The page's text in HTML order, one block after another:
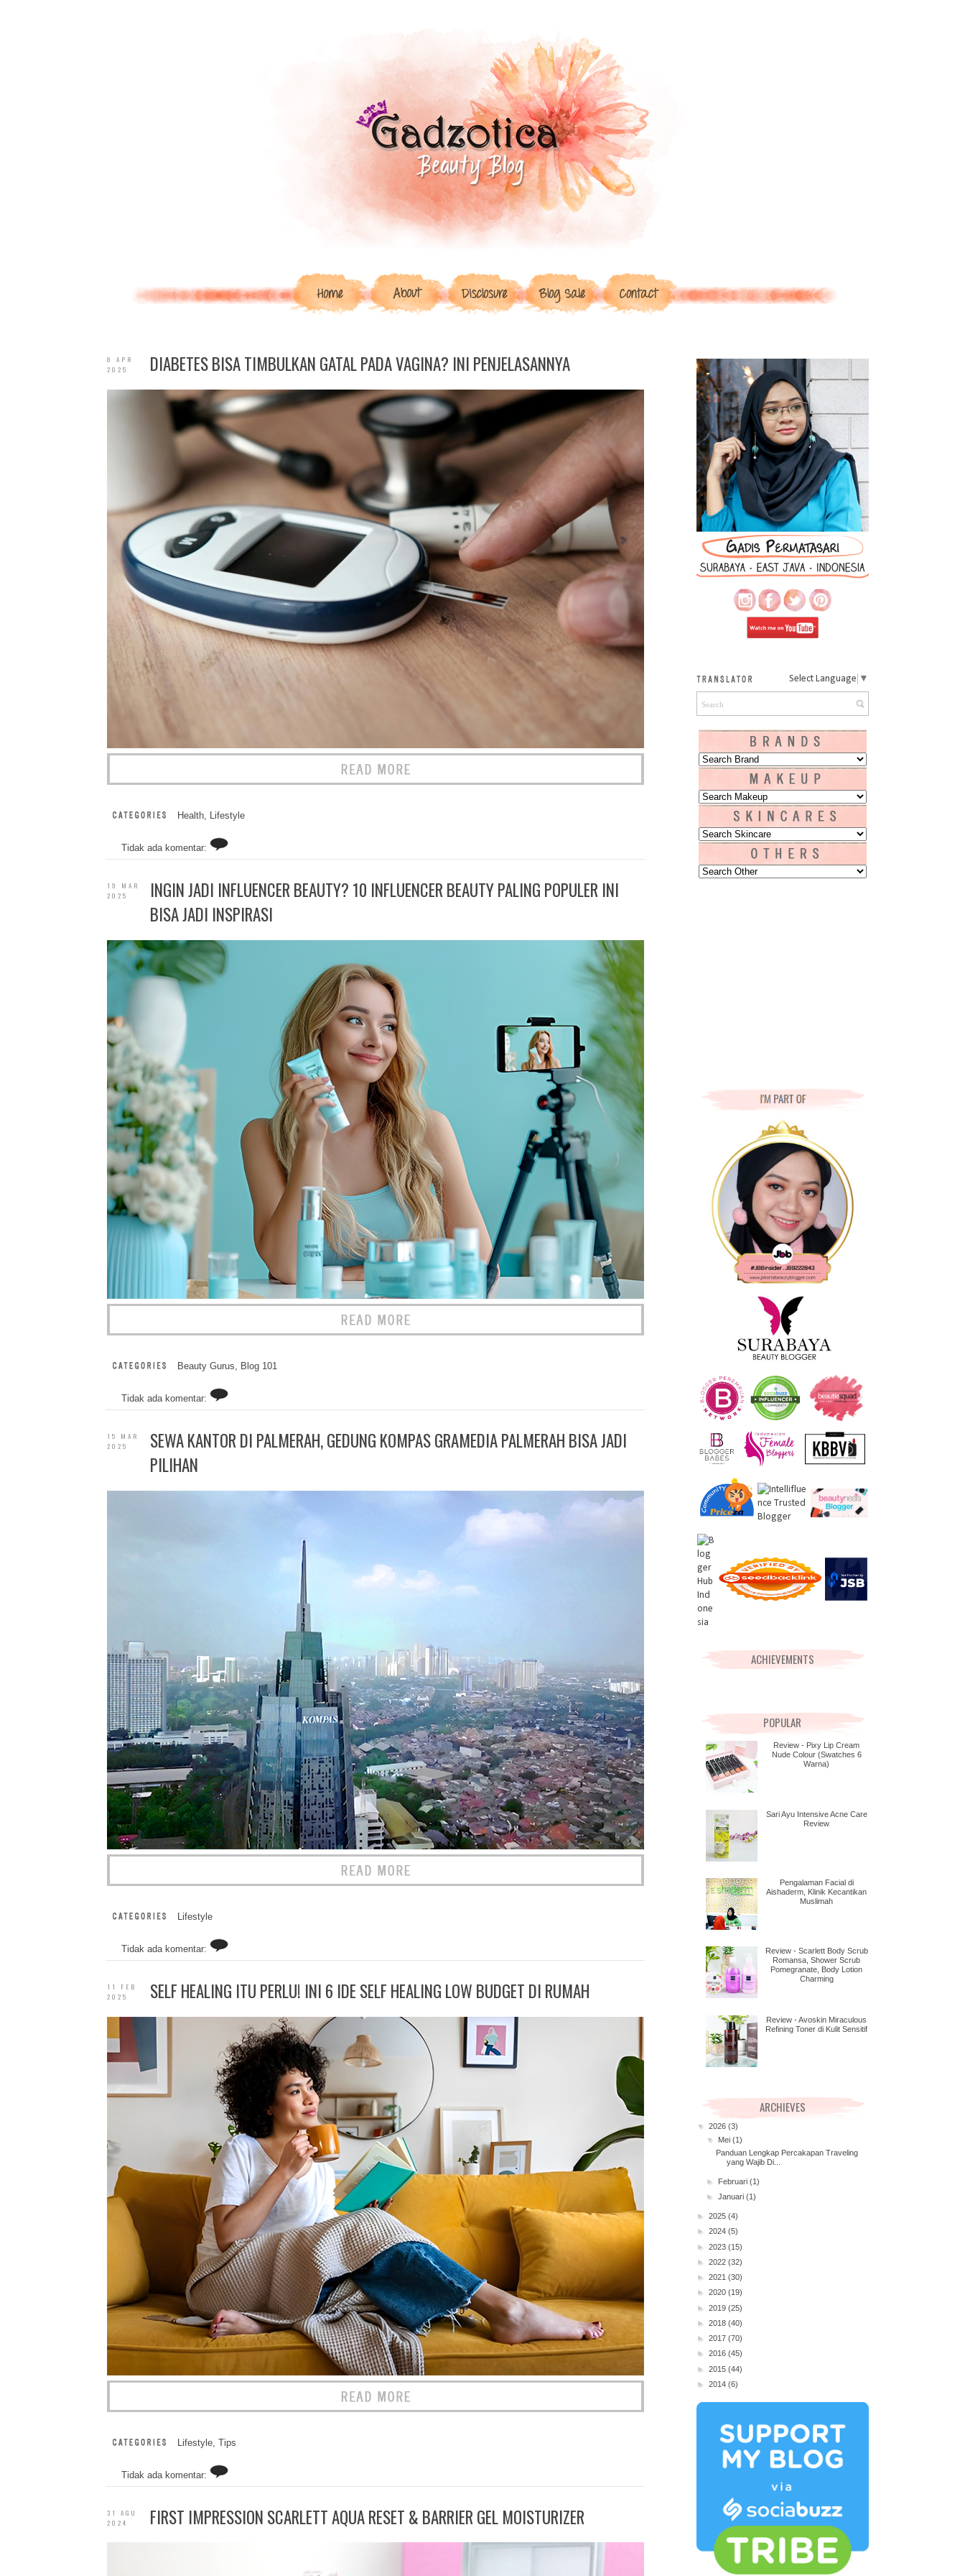
8 APR
2025
DIABETES BISA TIMBULKAN GATAL PADA VAGINA? INI PENJELASANNYA
Health, Lifestyle
Tidak ada komentar:
19 MAR
2025
INGIN JADI INFLUENCER BEAUTY? 10 INFLUENCER BEAUTY PALING POPULER INI
BISA JADI INSPIRASI
Beauty Gurus Blog 101
Tidak ada komentar:
15 MAR
2025
SEWA KANTOR DI PALMERAH, GEDUNG KOMPAS GRAMEDIA PALMERAH BISA JADI
PILIHAN
Lifestyle
Tidak ada komentar:
11 FEB
2025
SELF HEALING ITU PERLU! INI 6 IDE SELF HEALING LOW BUDGET DI RUMAH
Lifestyle, Tips
Tidak ada komentar:
31 AGU
2024
FIRST IMPRESSION SCARLETT AQUA RESET & BARRIER GEL MOISTURIZER
Select Language ▼
ACHIEVEMENTS
POPULAR
Review - Pixy Lip Cream
Nude Colour (Swatches 6
Warna)
Sari Ayu Intensive Acne Care
Review
Pengalaman Facial di
Aishaderm, Klinik Kecantikan
Muslimah
Review - Scarlett Body Scrub
Romansa, Shower Scrub
Pomegranate, Body Lotion
Charming
Review - Avoskin Miraculous
Refining Toner di Kulit Sensitif
ARCHIEVES
▼ 2026 (3)
▼
Mei (1)
Panduan Lengkap Percakapan Traveling
yang Wajib Di...
► Februari (1)
► Januari (1)
► 2025 (4)
► 2024 (5)
► 2023 (15)
► 2022 (32)
► 2021 (30)
► 2020 (19)
► 2019 (25)
► 2018 (40)
► 2017 (70)
► 2016 (45)
► 2015 (44)
► 2014 (6)